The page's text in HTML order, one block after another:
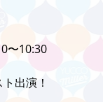
〜10:30
出演！